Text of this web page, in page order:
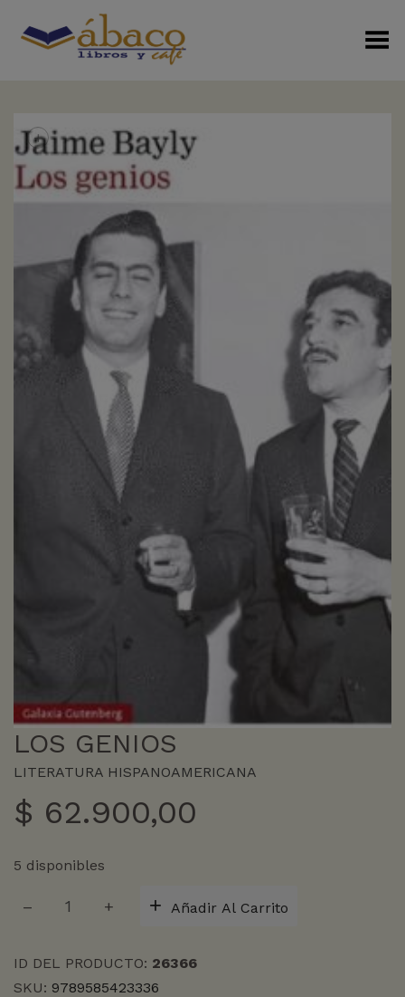
Menú Alterno
+
LOS GENIOS
LITERATURA HISPANOAMERICANA
$ 62.900,00
5 disponibles
GENIOS
Añadir Al Carrito
ID DEL PRODUCTO: 26366
SKU: 9789585423336